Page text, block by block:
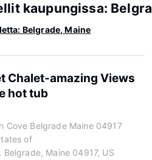
kaupungissa:
Belgrade, Maine
Chalet-amazing Views
hot tub
Cove Belgrade Maine 04917
of
Belgrade, Maine 04917, US